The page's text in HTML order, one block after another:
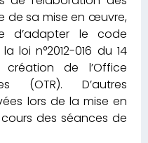
de sa mise en œuvre,
d’adapter le code
loi n°2012-016 du 14
de l’Office
(OTR). D’autres
lors de la mise en
des séances de